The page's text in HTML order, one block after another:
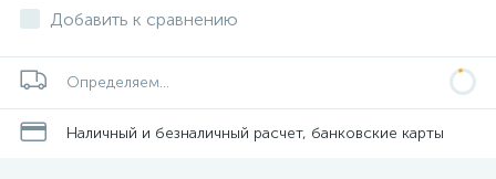
Добавить к сравнению
Определяем...
Наличный и безналичный расчет, банковские карты